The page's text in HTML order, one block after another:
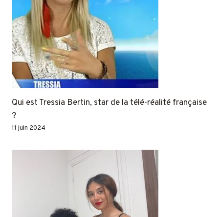
Qui est Tressia Bertin, star de la télé-réalité française
?
11 juin 2024